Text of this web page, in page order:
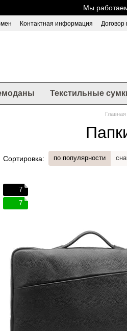
Мы
Контактная информация Договор
Текстильные
Главная
Сортировка: по популярности
7
7